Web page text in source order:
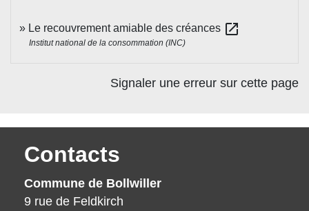
Le recouvrement amiable des créances open_in_new
Institut national de la consommation (INC)
Signaler une erreur sur cette page
Contacts
Commune de Bollwiller
9 rue de Feldkirch